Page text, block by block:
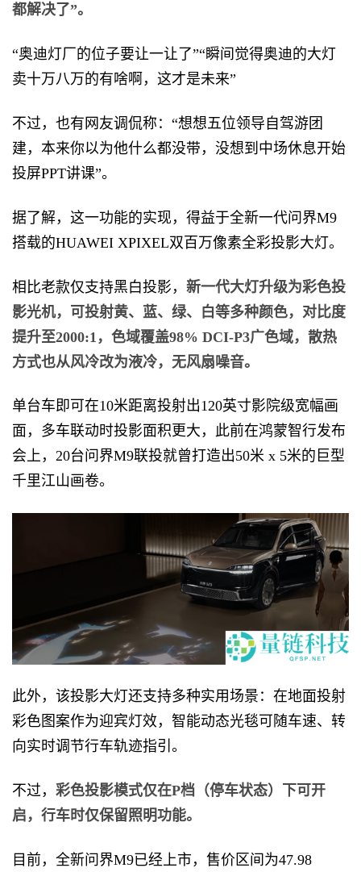
都解决了”。
“奥迪灯厂的位子要让一让了”“瞬间觉得奥迪的大灯
卖十万八万的有啥啊，这才是未来”
不过，也有网友调侃称：“想想五位领导自驾游团
建，本来你以为他什么都没带，没想到中场休息开始
投屏PPT讲课”。
据了解，这一功能的实现，得益于全新一代问界M9
搭载的HUAWEI XPIXEL双百万像素全彩投影大灯。
相比老款仅支持黑白投影， 新一代大灯升级为彩色投
影光机，可投射黄、蓝、绿、白等多种颜色，对比度
提升至2000:1，色域覆盖98% DCI-P3广色域，散热
方式也从风冷改为液冷，无风扇噪音。
单台车即可在10米距离投射出120英寸影院级宽幅画
面，多车联动时投影面积更大，此前在鸿蒙智行发布
会上，20台问界M9联投就曾打造出50米 x 5米的巨型
千里江山画卷。
此外，该投影大灯还支持多种实用场景：在地面投射
彩色图案作为迎宾灯效，智能动态光毯可随车速、转
向实时调节行车轨迹指引。
不过， 彩色投影模式仅在P档（停车状态）下可开
启，行车时仅保留照明功能。
目前，全新问界M9已经上市，售价区间为47.98